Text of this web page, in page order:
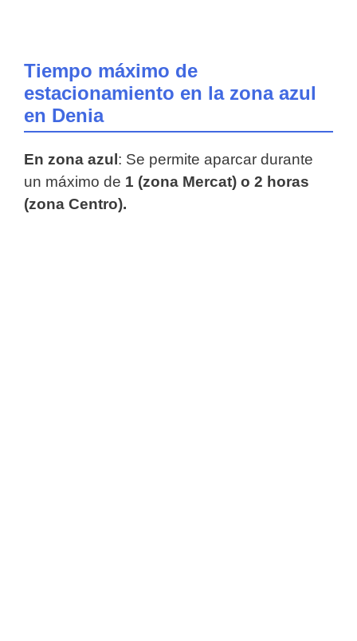
Tiempo máximo de
estacionamiento en la zona azul
en Denia
En zona azul: Se permite aparcar durante
un máximo de 1 (zona Mercat) o 2 horas
(zona Centro).